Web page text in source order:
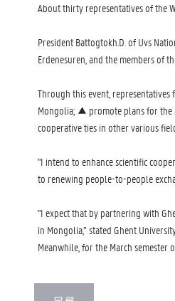
About thirty representatives of the
President Battogtokh.D. of Uvs
Erdenesuren, and the members of
Through this event,
Mongolia; ▲ promote plans for the
cooperative ties in other various
"I intend to enhance scientific
to renewing people-to-people
"I expect that by partnering with
in Mongolia,” stated Ghent
Meanwhile, for the March semester